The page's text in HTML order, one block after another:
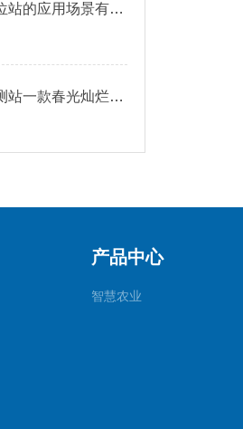
实时监测水库水位站的应用场景有哪些@2024全国顺丰包邮
农业综合气象监测站一款春光灿烂的农业监测站
产品中心
智慧农业